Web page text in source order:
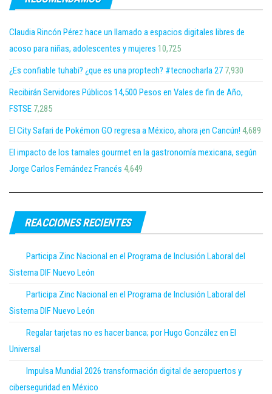
Claudia Rincón Pérez hace un llamado a espacios digitales libres de
acoso para niñas, adolescentes y mujeres 10,725
¿Es confiable tuhabi? ¿que es una proptech? #tecnocharla 27 7,930
Recibirán Servidores Públicos 14,500 Pesos en Vales de fin de Año,
FSTSE 7,285
El City Safari de Pokémon GO regresa a México, ahora ¡en Cancún! 4,689
El impacto de los tamales gourmet en la gastronomía mexicana, según
Jorge Carlos Fernández Francés 4,649
REACCIONES RECIENTES
Participa Zinc Nacional en el Programa de Inclusión Laboral del
Sistema DIF Nuevo León
Participa Zinc Nacional en el Programa de Inclusión Laboral del
Sistema DIF Nuevo León
Regalar tarjetas no es hacer banca; por Hugo González en El
Universal
Impulsa Mundial 2026 transformación digital de aeropuertos y
ciberseguridad en México